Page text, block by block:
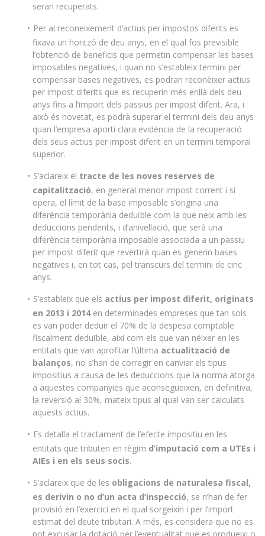
seran recuperats.
Per al reconeixement d’actius per impostos diferits es
fixava un horitzó de deu anys, en el qual fos previsible
l’obtenció de beneficis que permetin compensar les bases
imposables negatives, i quan no s’estableix termini per
compensar bases negatives, es podran reconèixer actius
per impost diferits que es recuperin més enllà dels deu
anys fins a l’import dels passius per impost diferit. Ara, i
això és novetat, es podrà superar el termini dels deu anys
quan l’empresa aporti clara evidència de la recuperació
dels seus actius per impost diferit en un termini temporal
superior.
S’aclareix el tracte de les noves reserves de
capitalització, en general menor impost corrent i si
opera, el límit de la base imposable s’origina una
diferència temporània deduïble com la que neix amb les
deduccions pendents, i d’anivellació, que serà una
diferència temporània imposable associada a un passiu
per impost diferit que revertirà quan es generin bases
negatives i, en tot cas, pel transcurs del termini de cinc
anys.
S’estableix que els actius per impost diferit, originats
en 2013 i 2014en determinades empreses que tan sols
es van poder deduir el 70% de la despesa comptable
fiscalment deduïble, així com els que van néixer en les
entitats que van aprofitar l’última actualització de
balanços, no s’han de corregir en canviar els tipus
impositius a causa de les deduccions que la norma atorga
a aquestes companyies que aconsegueixen, en definitiva,
la reversió al 30%, mateix tipus al qual van ser calculats
aquests actius.
Es detalla el tractament de l’efecte impositiu en les
entitats que tributen en règim d’imputació com a UTEs i
AIEs i en els seus socis.
S’aclareix que de les obligacions de naturalesa fiscal,
es derivin o no d’un acta d’inspecció, se n’han de fer
provisió en l’exercici en el qual sorgeixin i per l’import
estimat del deute tributari. A més, es considera que no es